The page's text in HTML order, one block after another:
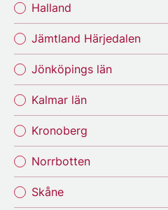
Halland
Jämtland Härjedalen
Jönköpings län
Kalmar län
Kronoberg
Norrbotten
Skåne